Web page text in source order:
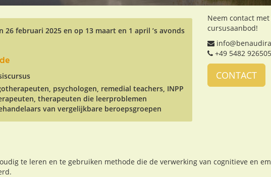
26 februari 2025 en op 13 maart en 1 april ’s avonds
psychologen, remedial teachers, INPP
therapeuten die leerproblemen
van vergelijkbare beroepsgroepen
Neem contact
cursusaanbod!
+49 5482 926505
CONTACT
te leren en te gebruiken methode die de verwerking van cognitieve en